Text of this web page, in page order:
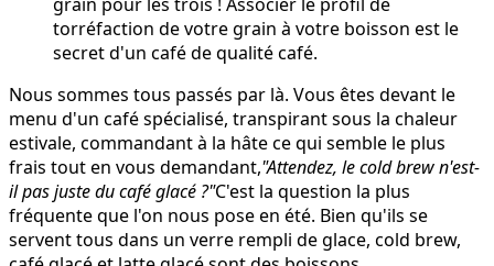
torréfaction de votre grain à votre boisson est le
secret d'un café de qualité café.
Nous sommes tous passés par là. Vous êtes devant le
menu d'un café spécialisé, transpirant sous la chaleur
estivale, commandant à la hâte ce qui semble le plus
frais tout en vous demandant,"Attendez, le cold brew n'est-
il pas juste du café glacé ?"C'est la question la plus
fréquente que l'on nous pose en été. Bien qu'ils se
servent tous dans un verre rempli de glace, cold brew,